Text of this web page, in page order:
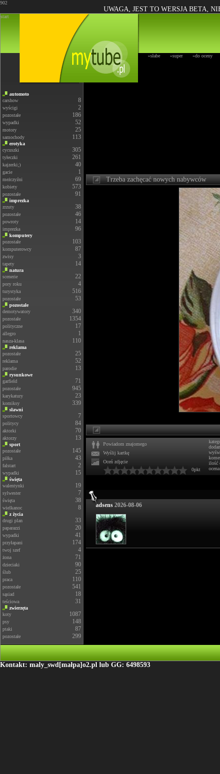
902
UWAGA, JEST TO WERSJA BETA,
start
»słabe »super »do oceny
automoto
carshow
8
wyścigi 2
pozostałe 186
wypadki 52
motory 25
samochody 113
erotyka
cycuszki
305
tyłeczki 261
kajzerki;) 40
gacie 1
meżczyźni 69
kobiety 573
pozostałe 91
imprezka
zrzuty
38
pozostałe 46
powroty 14
imprezka 96
komputery
pozostałe
103
komputerowcy 87
zwisy 3
tapety 14
natura
scenerie
22
pory roku 4
turystyka 516
pozostałe 53
pozostałe
demotywatory
340
pozostałe 1354
polityczne 17
allegro 1
nasza-klasa 110
reklama
pozostałe
25
reklama 52
parodie 13
rysunkowe
garfield
71
pozostałe 945
karykatury 23
komiksy 339
sławni
sportowcy
7
politycy 84
aktorki 70
aktorzy 13
sport
pozostałe
145
piłka 43
falstart 2
wypadki 15
święta
walentynki
19
sylwester 7
święta 38
wielkanoc 8
z życia
drugi plan
33
paparazzi 20
wypadki 41
przyłapani 174
twoj szef 4
żona 71
dzieciaki 90
ślub 25
praca 110
pozostałe 541
sąsiad 18
teściowa 31
zwierzęta
koty
1087
psy 148
ptaki 87
pozostałe 299
Trzeba zachęcać nowych nabywców
Powiadom znajomego
Wyślij kartkę
Oceń zdjęcie
0pkt
ilość
ocena
adsens 2026-08-06
Kontakt: maly_swd[małpa]o2.pl lub GG: 6498593